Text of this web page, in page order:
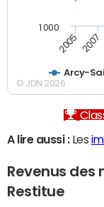
Arcy-
2005 2007
1 000
© JDN 2026
A lire aussi :Les
Revenus des
Restitue